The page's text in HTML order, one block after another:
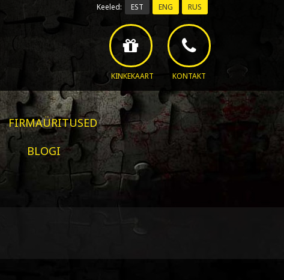
Keeled: EST ENG RUS
KINKEKAART KONTAKT
FIRMAÜRITUSED
BLOGI